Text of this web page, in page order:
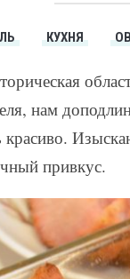
КУХНЯ
нам
красиво.
привкус.